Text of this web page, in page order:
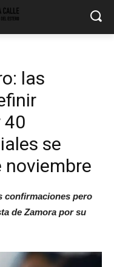
las
40
se
noviembre
confirmaciones pero
de Zamora por su